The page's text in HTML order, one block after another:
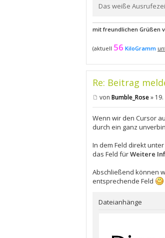
Das weiße
mit freundlichen Grüßen
(aktuell 56 KiloGramm
Re: Beitrag
e
i
r
g
von Bumble_Rose»
Wenn wir den Cursor
durch ein ganz
In dem Feld direkt
das Feld fürWeitere
Abschließend können
entsprechende Feld
Dateianhänge